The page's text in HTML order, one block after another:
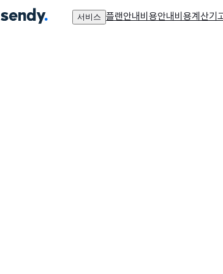
서비스 플랜안내비용안내비용계산기